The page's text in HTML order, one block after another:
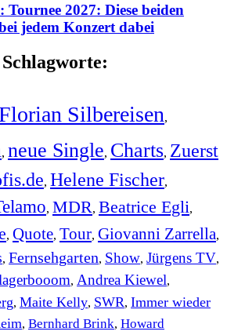
2027: Diese beiden
jedem Konzert dabei
Silbereisen,
, neue Single, Charts, Zuerst
, Helene Fischer,
, MDR, Beatrice Egli,
, Quote, Tour, Giovanni Zarrella,
, Fernsehgarten, Show, Jürgens TV,
, Andrea Kiewel,
, Maite Kelly, SWR, Immer wieder
, Bernhard Brink, Howard